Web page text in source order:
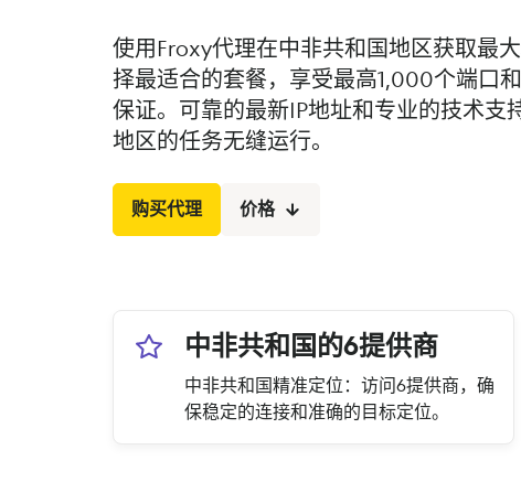
使用Froxy代理在中非共和国地区获取最
择最适合的套餐，享受最高1,000个端口
保证。可靠的最新IP地址和专业的技术支
地区的任务无缝运行。
购买代理 价格
中非共和国的6提供商
中非共和国精准定位：访问6提供商，确
保稳定的连接和准确的目标定位。